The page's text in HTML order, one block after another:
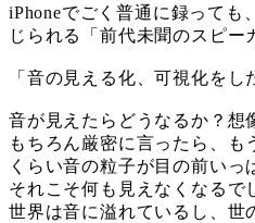
iPhoneでごく普通に録っても
じられる「前代未聞のスピー
「音の見える化、可視化をし
音が見えたらどうなるか？想
もちろん厳密に言ったら、も
くらい音の粒子が目の前いっ
それこそ何も見えなくなるで
世界は音に溢れているし、世